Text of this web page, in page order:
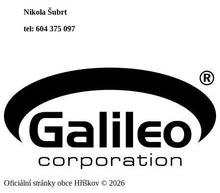
Nikola Šubrt
tel: 604 375 097
Oficiální stránky obce Hříškov © 2026